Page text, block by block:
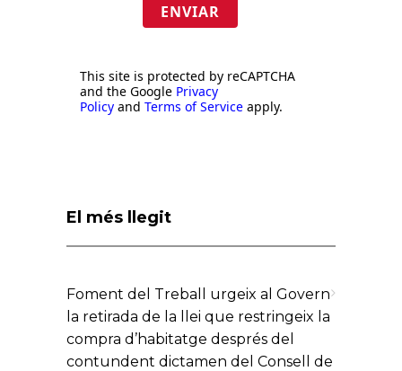
ENVIAR
This site is protected by reCAPTCHA
and the Google Privacy
Policy and Terms of Service apply.
El més llegit
Foment del Treball urgeix al Govern
la retirada de la llei que restringeix la
compra d’habitatge després del
contundent dictamen del Consell de